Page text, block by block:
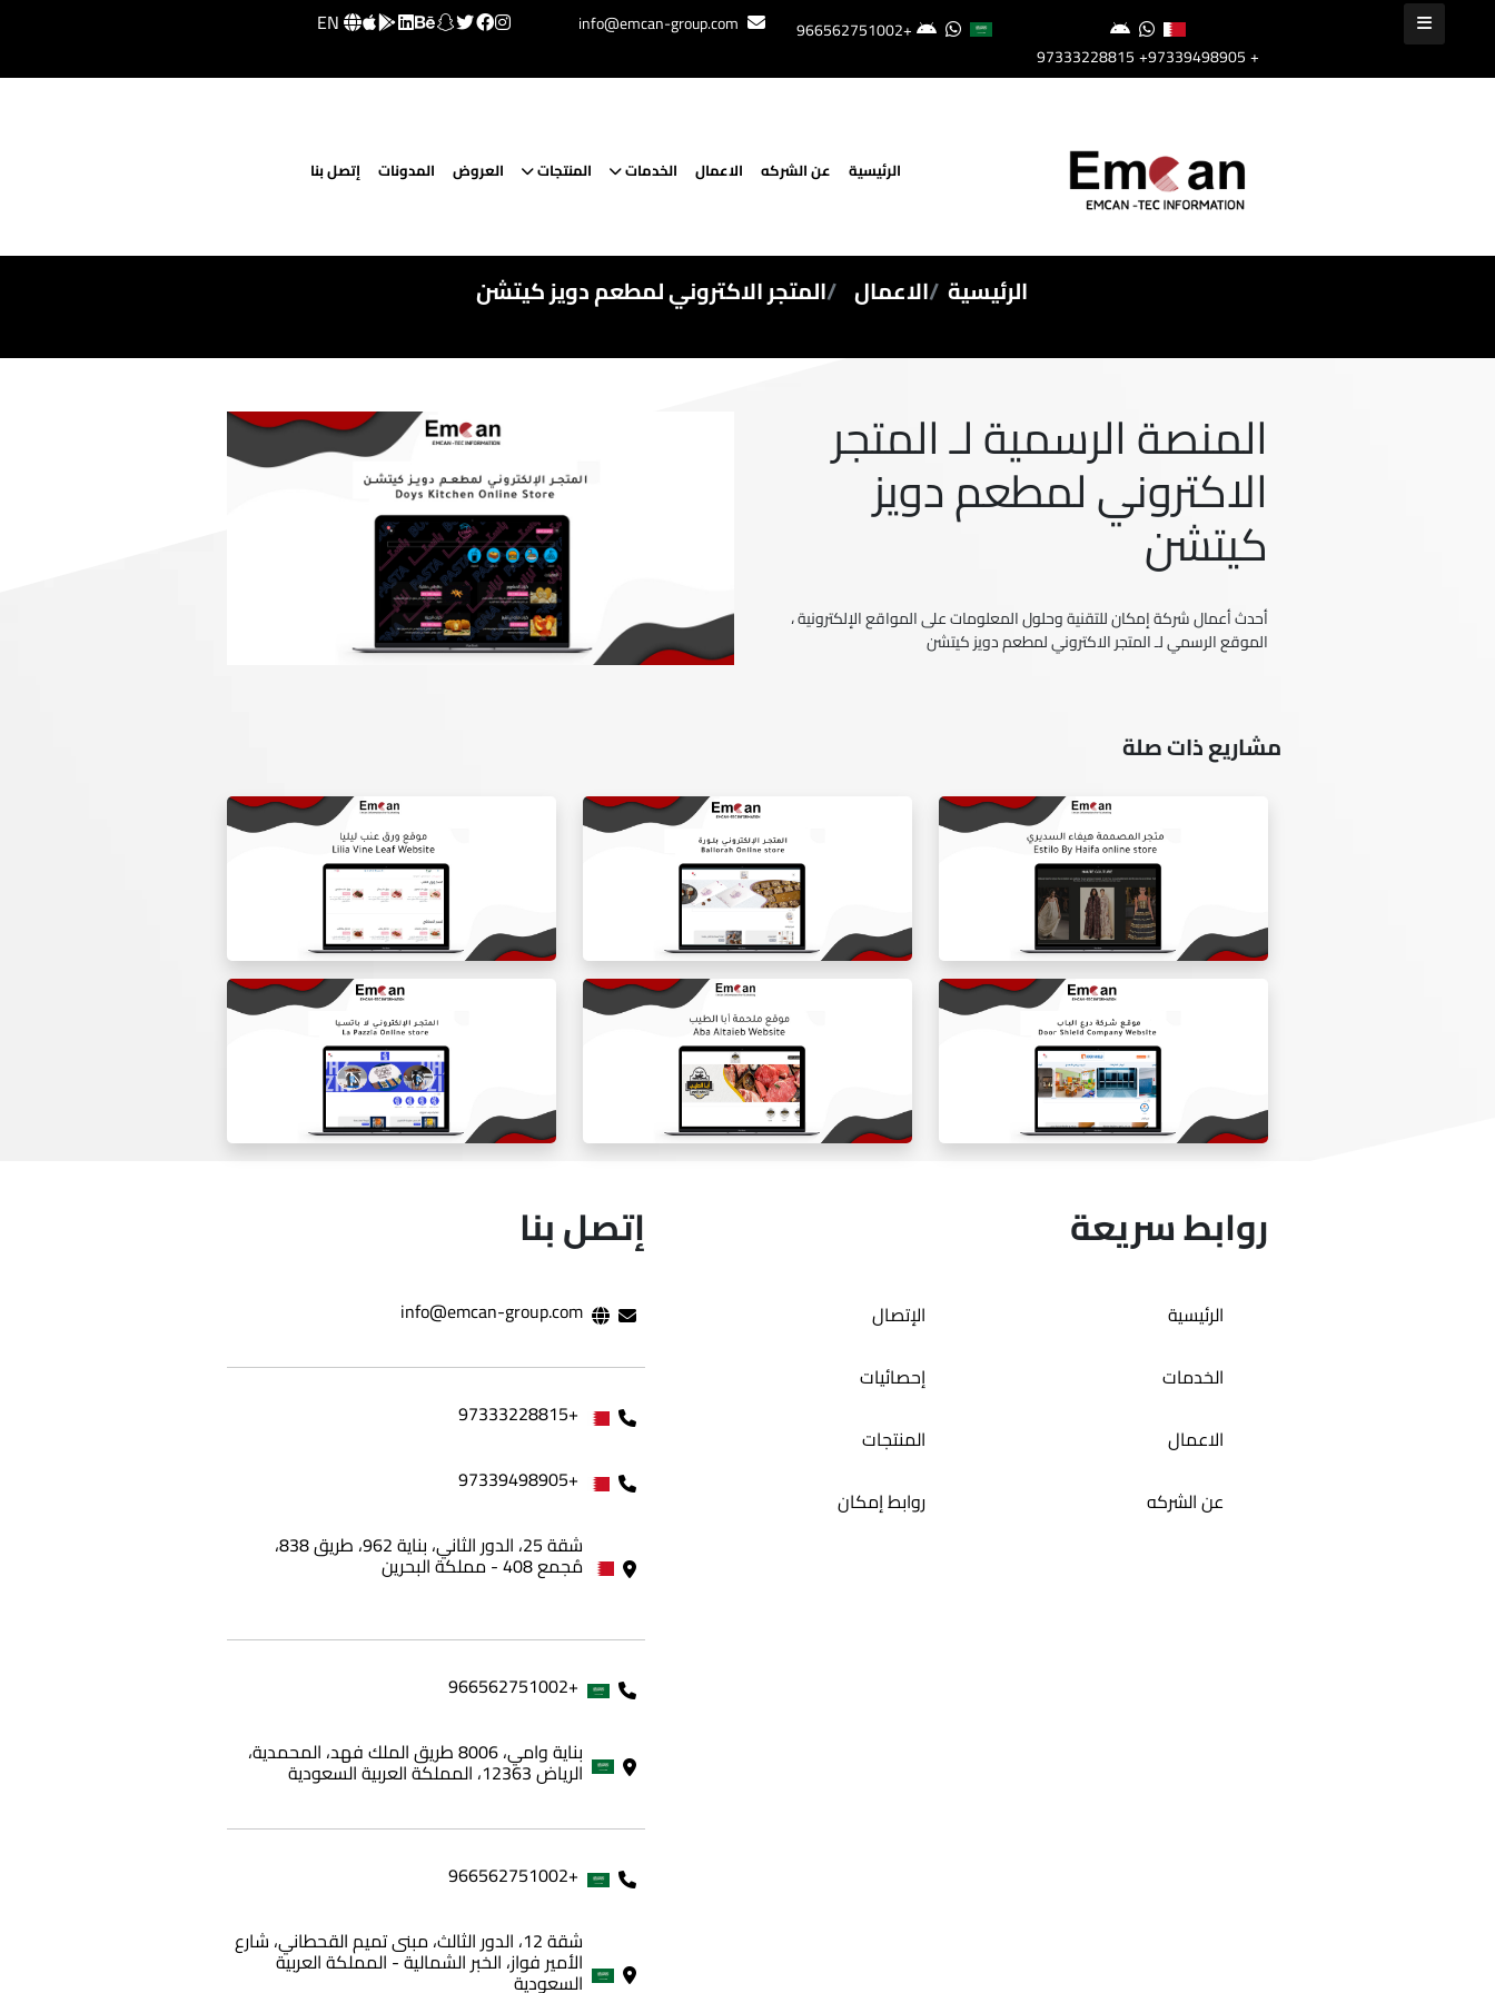
+97333228815
+97339498905
+966562751002
info@emcan-group.com
الرئيسية عن الشركه الاعمال الخدمات المنتجات العروض المدونات إتصل بنا
الرئيسية الاعمال المتجر الاكتروني لمطعم دويز كيتشن
المنصة الرسمية لـ المتجر
الاكتروني لمطعم دويز
كيتشن
أحدث أعمال شركة إمكان للتقنية وحلول المعلومات على المواقع الإلكترونية ،
الموقع الرسمي لـ المتجر الاكتروني لمطعم دويز كيتشن
مشاريع ذات صلة
متجر المصممه هيفاء السديري المتجر الالكتروني بلوره موقع ورق عنب ليلي
موقع شركه درع الباب المتجر الاكتروني لا باتسيا
روابط سريعة
الرئيسية
الخدمات
الاعمال
عن الشركه
الإتصال
إحصائيات
المنتجات
روابط إمكان
إتصل بنا
info@emcan-group.com
+97333228815
+97339498905
شقة 25، الدور الثاني، بناية 962، طريق 838،
مُجمع 408 - مملكة البحرين
+966562751002
بناية وامي، 8006 طريق الملك فهد، المحمدية،
الرياض 12363، المملكة العربية السعودية
+966562751002
شقة 12، الدور الثالث، مبنى تميم القحطاني، شارع
الأمير فواز، الخبر الشمالية - المملكة العربية
السعودية